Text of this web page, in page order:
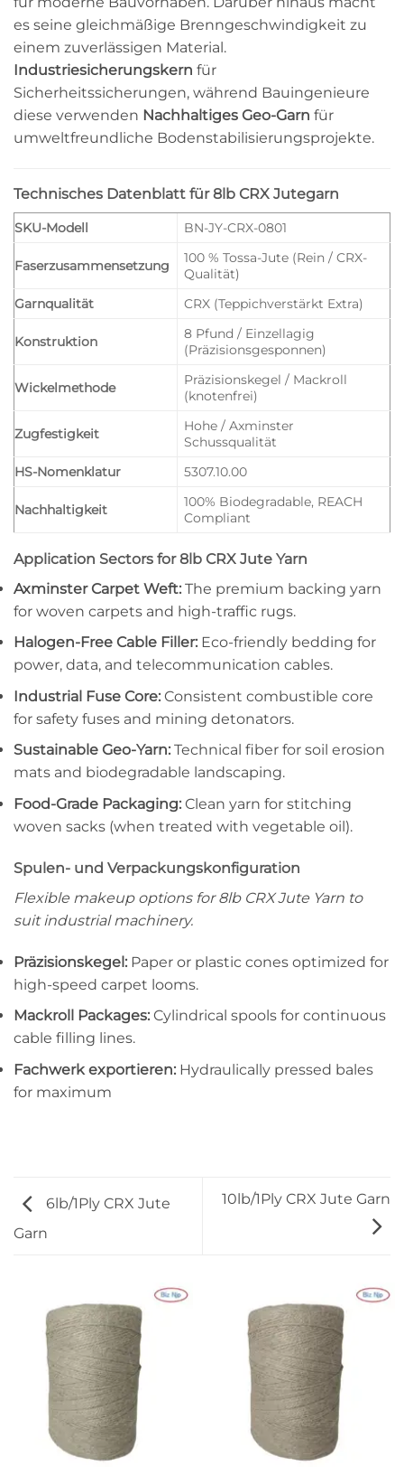
es seine gleichmäßige Brenngeschwindigkeit zu
einem zuverlässigen Material.
Industriesicherungskern für
Sicherheitssicherungen, während Bauingenieure
diese verwenden Nachhaltiges Geo-Garn für
umweltfreundliche Bodenstabilisierungsprojekte.
Technisches Datenblatt für 8lb CRX Jutegarn
SKU-Modell BN-JY-CRX-0801
Faserzusammensetzung
100 % Tossa-Jute (Rein / CRX-
Qualität)
Garnqualität
CRX (Teppichverstärkt Extra)
Konstruktion
8 Pfund / Einzellagig
(Präzisionsgesponnen)
Wickelmethode
Präzisionskegel / Mackroll
(knotenfrei)
Zugfestigkeit
Hohe / Axminster
Schussqualität
HS-Nomenklatur
5307.10.00
Nachhaltigkeit
100% Biodegradable, REACH
Compliant
Application Sectors for 8lb CRX Jute Yarn
Axminster Carpet Weft: The premium backing yarn
for woven carpets and high-traffic rugs.
Halogen-Free Cable Filler: Eco-friendly bedding for
power, data, and telecommunication cables.
Industrial Fuse Core: Consistent combustible core
for safety fuses and mining detonators.
Sustainable Geo-Yarn: Technical fiber for soil erosion
mats and biodegradable landscaping.
Food-Grade Packaging: Clean yarn for stitching
woven sacks (when treated with vegetable oil).
Spulen- und Verpackungskonfiguration
Flexible makeup options for 8lb CRX Jute Yarn to
suit industrial machinery.
Präzisionskegel: Paper or plastic cones optimized for
high-speed carpet looms.
Mackroll Packages: Cylindrical spools for continuous
cable filling lines.
Fachwerk exportieren: Hydraulically pressed bales
for maximum
6lb/1Ply CRX Jute
Garn
10lb/1Ply CRX Jute Garn